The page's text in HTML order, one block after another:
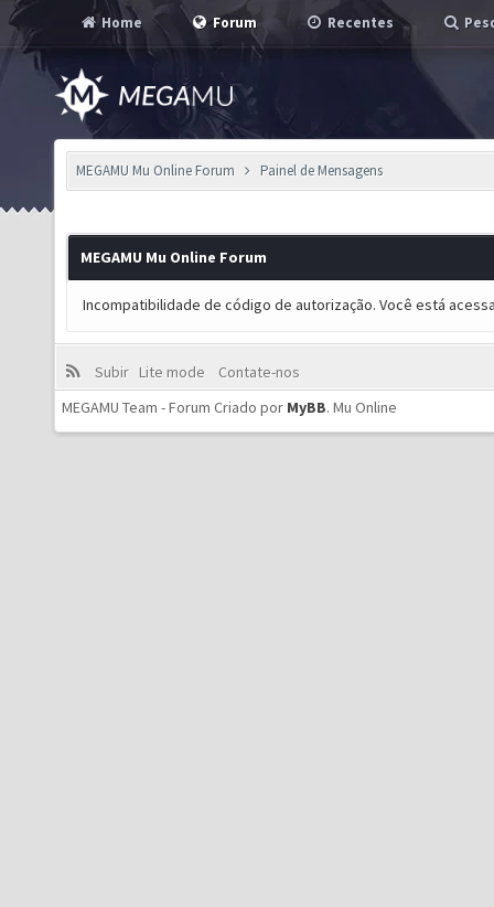
Home Forum Recentes
MEGAMU Mu Online Forum Painel de Mensagens
MEGAMU Mu Online Forum
Incompatibilidade de código de autorização. Você está
Subir Lite mode
Contate-nos
MEGAMU Team - Forum Criado por MyBB. Mu Online